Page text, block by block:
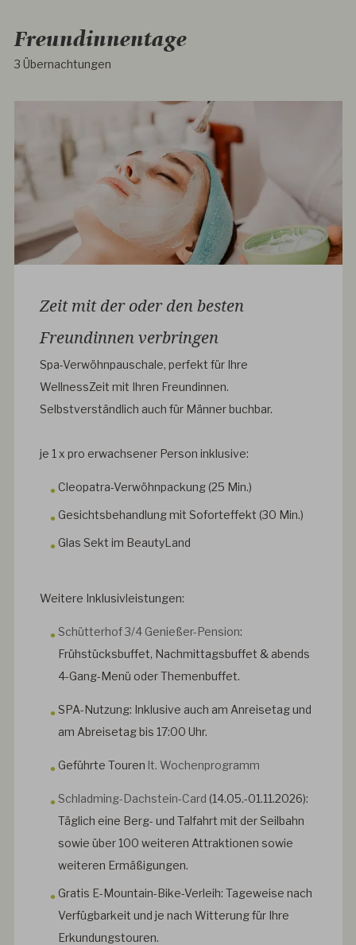
Freundinnentage
3 Übernachtungen
Zeit mit der oder den besten
Freundinnen verbringen
Spa-Verwöhnpauschale, perfekt für Ihre
WellnessZeit mit Ihren Freundinnen.
Selbstverständlich auch für Männer buchbar.
je 1 x pro erwachsener Person inklusive:
Cleopatra-Verwöhnpackung (25 Min.)
Gesichtsbehandlung mit Soforteffekt (30 Min.)
Glas Sekt im BeautyLand
Weitere Inklusivleistungen:
Schütterhof 3/4 Genießer-Pension:
Frühstücksbuffet, Nachmittagsbuffet & abends
4-Gang-Menü oder Themenbuffet.
SPA-Nutzung: Inklusive auch am Anreisetag und
am Abreisetag bis 17:00 Uhr.
Geführte Touren lt. Wochenprogramm
Schladming-Dachstein-Card (14.05.-01.11.2026):
Täglich eine Berg- und Talfahrt mit der Seilbahn
sowie über 100 weiteren Attraktionen sowie
weiteren Ermäßigungen.
Gratis E-Mountain-Bike-Verleih: Tageweise nach
Verfügbarkeit und je nach Witterung für Ihre
Erkundungstouren.